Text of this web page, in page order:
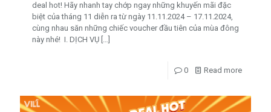
deal hot! Hãy nhanh tay chớp ngay những khuyến mãi đặc
biệt của tháng 11 diễn ra từ ngày 11.11.2024 – 17.11.2024,
cùng nhau săn những chiếc voucher đầu tiên của mùa đông
này nhé! I. DỊCH VỤ […]
0 Read more